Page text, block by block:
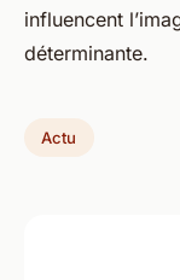
influencent
déterminante.
Actu